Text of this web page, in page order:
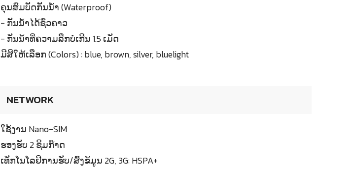
ຄຸນສົມບັດກັນນ້ຳ (Waterproof)
- ກັນນ້ຳໄດ້ຊົ່ວຄາວ
- ກັນນ້ຳທີ່ຄວາມລືກບໍ່ເກີນ 1.5 ເມັດ
ມີສີໃຫ້ເລືອກ (Colors) : blue, brown, silver, bluelight
NETWORK
ໃຊ້ງານ Nano-SIM
ຮອງຮັບ 2 ຊິມກ໊າດ
ເທັກໂນໂລຢີການຮັບ/ສົ່ງຂໍ້ມູນ 2G, 3G: HSPA+